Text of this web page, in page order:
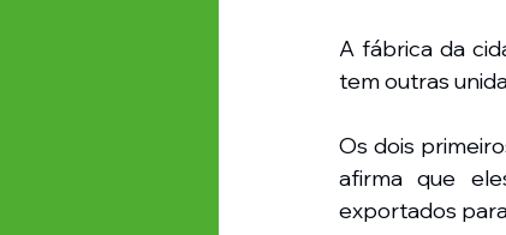
A fábrica da
tem outras
Os dois
afirma que
exportados